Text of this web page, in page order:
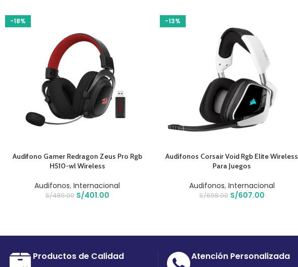
-18%
AÑADIR AL CARRITO
Audifono Gamer Redragon Zeus Pro Rgb
H510-wl Wireless
Audifonos,Internacional
S/489.00 S/401.00
-13%
AÑADIR AL CARRITO
Audífonos Corsair Void Rgb Elite Wireless
Para Juegos
Audifonos, Internacional
S/698.00 S/607.00
Productos de Calidad Atención Personalizada